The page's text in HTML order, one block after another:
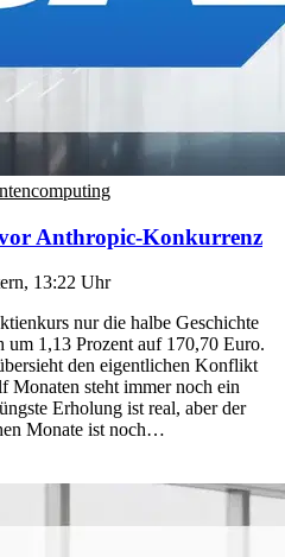
Anthropic-Konkurrenz
13:22 Uhr
nur die halbe Geschichte
1,13 Prozent auf 170,70 Euro.
den eigentlichen Konflikt
steht immer noch ein
Erholung ist real, aber der
Monate ist noch…